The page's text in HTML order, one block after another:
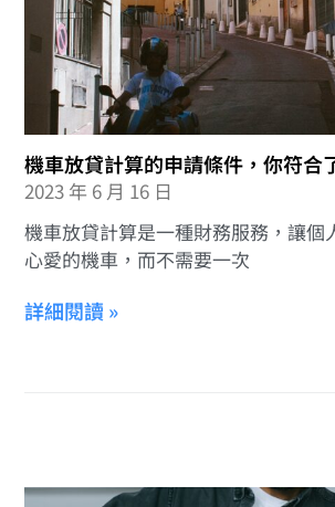
機車放貸計算的申請條件，你符合
2023 年 6 月 16 日
機車放貸計算是一種財務服務，讓個
心愛的機車，而不需要一次
詳細閱讀 »